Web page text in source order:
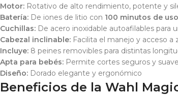
Motor: Rotativo de alto rendimiento, potente y
Batería: De iones de litio con 100 minutos de
Cuchillas: De acero inoxidable autoafilables para
Cabezal inclinable: Facilita el manejo y acceso a
Incluye: 8 peines removibles para distintas
Apta para bebés: Permite cortes seguros y
Diseño: Dorado elegante y ergonómico
Beneficios de la Wahl